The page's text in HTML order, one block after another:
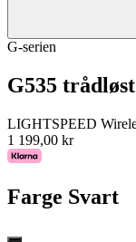
G-serien
G535
LIGHTSPEED
1 199,00 kr
Farge Svart